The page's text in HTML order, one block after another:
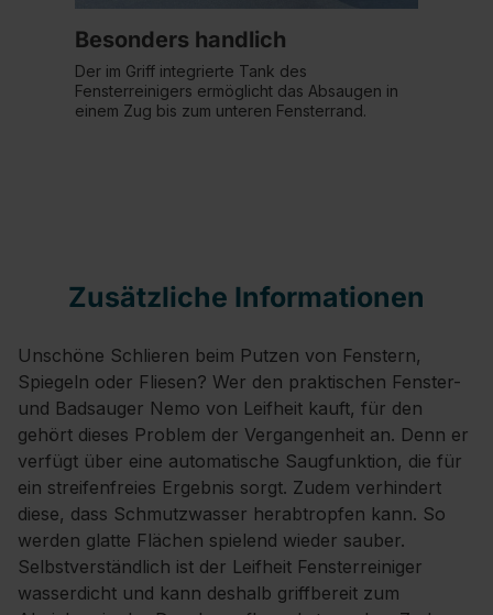
Besonders handlich
Der im Griff integrierte Tank des
Fensterreinigers ermöglicht das Absaugen in
einem Zug bis zum unteren Fensterrand.
Zusätzliche Informationen
Unschöne Schlieren beim Putzen von Fenstern,
Spiegeln oder Fliesen? Wer den praktischen Fenster-
und Badsauger Nemo von Leifheit kauft, für den
gehört dieses Problem der Vergangenheit an. Denn er
verfügt über eine automatische Saugfunktion, die für
ein streifenfreies Ergebnis sorgt. Zudem verhindert
diese, dass Schmutzwasser herabtropfen kann. So
werden glatte Flächen spielend wieder sauber.
Selbstverständlich ist der Leifheit Fensterreiniger
wasserdicht und kann deshalb griffbereit zum